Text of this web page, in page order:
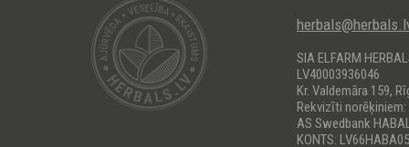
SIA ELFARM
LV40003936046
Kr. Valdemāra 159,
Rekvizīti norēķiniem:
AS Swedbank
KONTS: